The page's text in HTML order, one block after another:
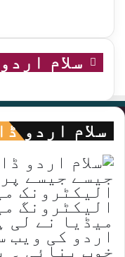
سلام
سلام اردو
جیسے جیسے
الیکٹرونک
الیکٹرونگ
میڈیا نے لی
اردو کی ویب
خوب بنائی ۔